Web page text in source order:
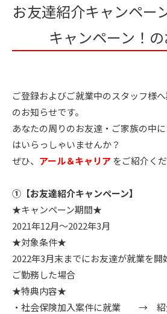
お友達紹介キャンペー
キャンペーン！
ご登録およびご就業中のスタッフ様
のお知らせです。
あなたの周りのお友達・ご家族の中
はいらっしゃいませんか？
ぜひ、 アール＆キャリア をご紹介く
①【お友達紹介キャンペーン】
★キャンペーン期間★
2021年12月～2022年3月
★対象条件★
2022年3月末までにお友達が就業を
ご勤務した場合
★特典内容★
・社会保険加入案件に就業 → 紹